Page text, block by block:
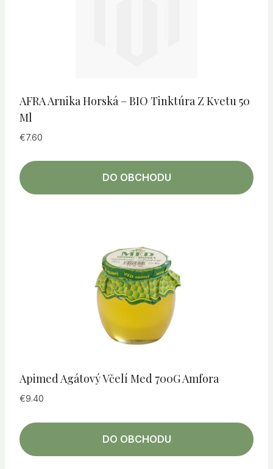
AFRA Arnika Horská – BIO Tinktúra Z Kvetu 50
Ml
€7.60
DO OBCHODU
Apimed Agátový Včelí Med 700G Amfora
€9.40
DO OBCHODU